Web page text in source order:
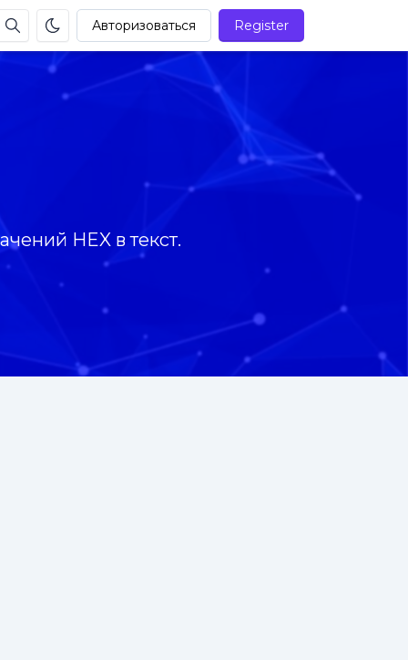
Авторизоваться Register
HEX в текст.